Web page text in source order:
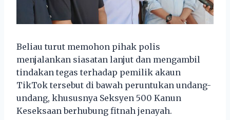
Beliau turut memohon pihak polis
menjalankan siasatan lanjut dan mengambil
tindakan tegas terhadap pemilik akaun
TikTok tersebut di bawah peruntukan undang-
undang, khususnya Seksyen 500 Kanun
Keseksaan berhubung fitnah jenayah.